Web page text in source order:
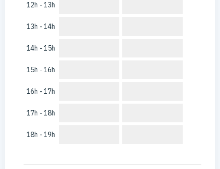
12h - 13h
13h - 14h
14h - 15h
15h - 16h
16h - 17h
17h - 18h
18h - 19h